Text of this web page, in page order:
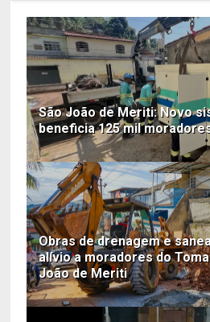
São João de Meriti: Novo
beneficia 125 mil
Obras de drenagem e
alívio a moradores do
João de Meriti